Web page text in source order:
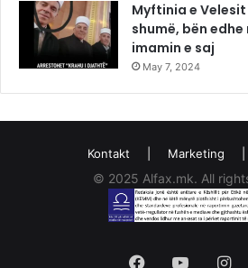
Myftinia e
shumë, bën
imamin e saj
May 7, 2024
Kontakt Marketing
© 2025 Alfax.mk. All
FacebookYouTube